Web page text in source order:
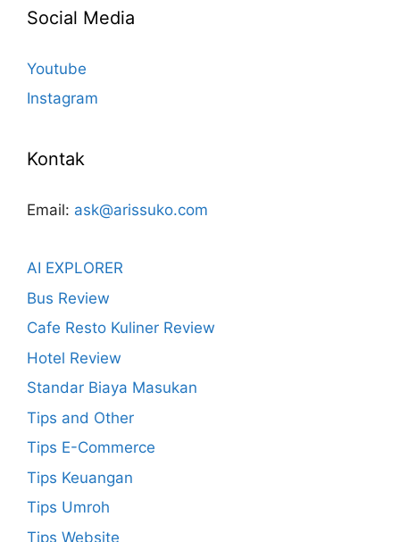
Social Media
Youtube
Instagram
Kontak
Email: ask@arissuko.com
AI EXPLORER
Bus Review
Cafe Resto Kuliner Review
Hotel Review
Standar Biaya Masukan
Tips and Other
Tips E-Commerce
Tips Keuangan
Tips Umroh
Tips Website